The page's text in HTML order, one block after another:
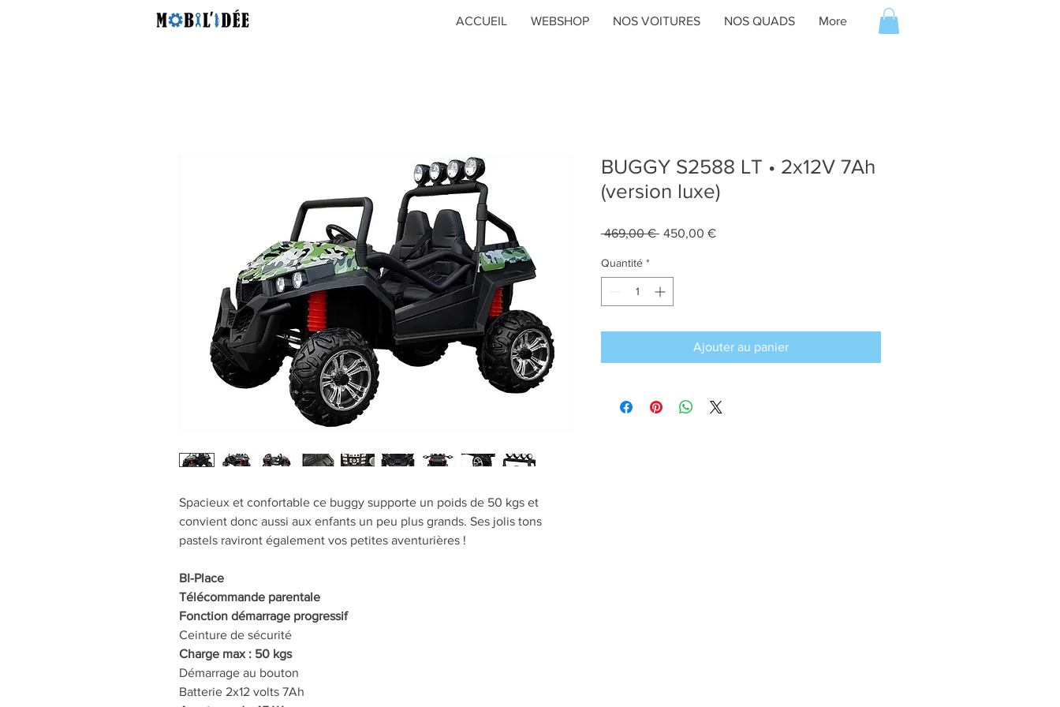
ACCUEIL WEBSHOP NOS VOITURES NOS QUADS More
Spacieux et confortable ce buggy supporte un poids de 50 kgs et
convient donc aussi aux enfants un peu plus grands. Ses jolis tons
pastels raviront également vos petites aventurières !
BI-Place
Télécommande parentale
Fonction démarrage progressif
Ceinture de sécurité
Charge max : 50 kgs
Démarrage au bouton
Batterie 2x12 volts 7Ah
BUGGY S2588 LT • 2x12V 7Ah
(version luxe)
469,00 € Prix
450,00 €Prix
Quantité *
Ajouter au panier